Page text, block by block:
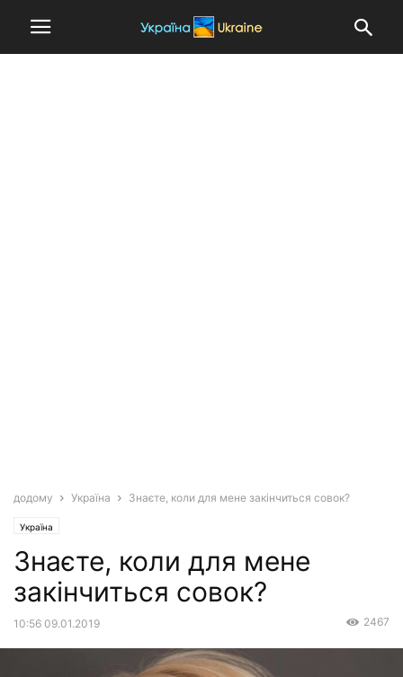
додому Україна Знаєте, коли для мене закінчиться совок?
Україна
Знаєте, коли для мене
закінчиться совок?
10:56 09.01.2019 2467